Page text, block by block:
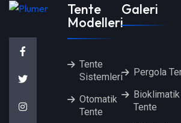
Tente
Modelleri
Tente
Sistemleri
Otomatik
Tente
Galeri
Pergola
Bioklimatik
Tente